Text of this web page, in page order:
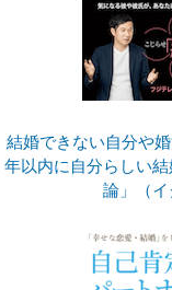
結婚できない自分や
年以内に自分らしい
論」（イ